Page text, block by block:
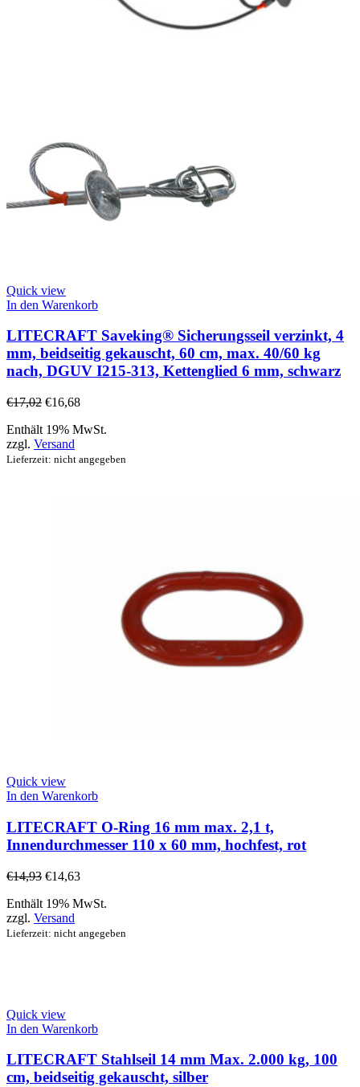
Quick view
In den Warenkorb
LITECRAFT Saveking® Sicherungsseil verzinkt, 4
mm, beidseitig gekauscht, 60 cm, max. 40/60 kg
nach, DGUV I215-313, Kettenglied 6 mm, schwarz
€17,02 €16,68
Enthält 19% MwSt.
zzgl. Versand
Lieferzeit: nicht angegeben
Quick view
In den Warenkorb
LITECRAFT O-Ring 16 mm max. 2,1 t,
Innendurchmesser 110 x 60 mm, hochfest, rot
€14,93 €14,63
Enthält 19% MwSt.
zzgl. Versand
Lieferzeit: nicht angegeben
Quick view
In den Warenkorb
LITECRAFT Stahlseil 14 mm Max. 2.000 kg, 100
cm, beidseitig gekauscht, silber